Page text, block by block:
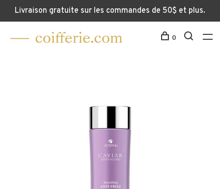
Livraison gratuite sur les commandes de 50$ et plus.
0